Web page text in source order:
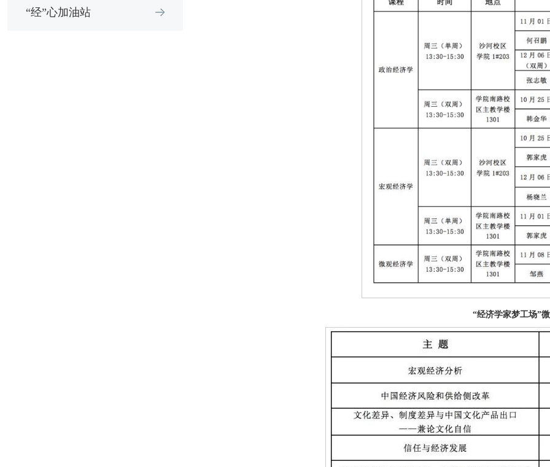
“经”心加油站
“经济学家梦工场”